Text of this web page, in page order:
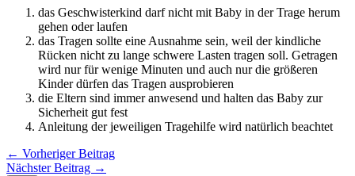
das Geschwisterkind darf nicht mit Baby in der Trage herum
gehen oder laufen
das Tragen sollte eine Ausnahme sein, weil der kindliche
Rücken nicht zu lange schwere Lasten tragen soll. Getragen
wird nur für wenige Minuten und auch nur die größeren
Kinder dürfen das Tragen ausprobieren
die Eltern sind immer anwesend und halten das Baby zur
Sicherheit gut fest
Anleitung der jeweiligen Tragehilfe wird natürlich beachtet
← Vorheriger Beitrag
Nächster Beitrag →